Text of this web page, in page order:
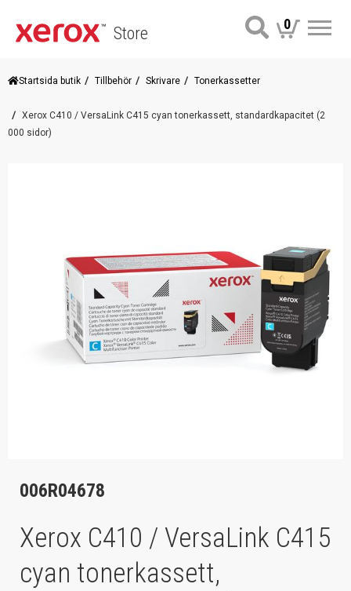
Store 0
Startsida butik Tillbehör Skrivare Tonerkassetter
Xerox C410 / VersaLink C415 cyan tonerkassett, standardkapacitet (2
000 sidor)
006R04678
Xerox C410 / VersaLink C415
cyan tonerkassett,